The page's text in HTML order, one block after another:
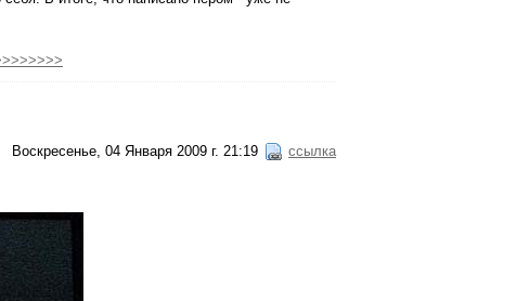
Воскресенье, 04 Января 2009 г. 21:19 ссылка